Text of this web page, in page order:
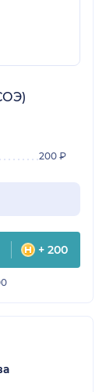
200 ₽
+ 200